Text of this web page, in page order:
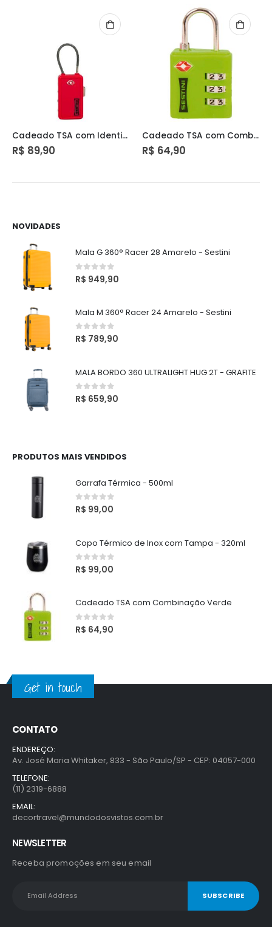
Cadeado TSA com Identificador e Cabo de Aço Vermelho
R$ 89,90
Cadeado TSA com Combinação Verde
R$ 64,90
NOVIDADES
Mala G 360° Racer 28 Amarelo - Sestini
0out of 5
R$ 949,90
Mala M 360° Racer 24 Amarelo - Sestini
0out of 5
R$ 789,90
MALA BORDO 360 ULTRALIGHT HUG 2T - GRAFITE
0out of 5
R$ 659,90
PRODUTOS MAIS VENDIDOS
Garrafa Térmica - 500ml
0out of 5
R$ 99,00
Copo Térmico de Inox com Tampa - 320ml
0out of 5
R$ 99,00
Cadeado TSA com Combinação Verde
0out of 5
R$ 64,90
Get in touch
CONTATO
ENDEREÇO:
Av. José Maria Whitaker, 833 - São Paulo/SP - CEP: 04057-000
TELEFONE:
(11) 2319-6888
EMAIL:
decortravel@mundodosvistos.com.br
NEWSLETTER
Receba promoções em seu email